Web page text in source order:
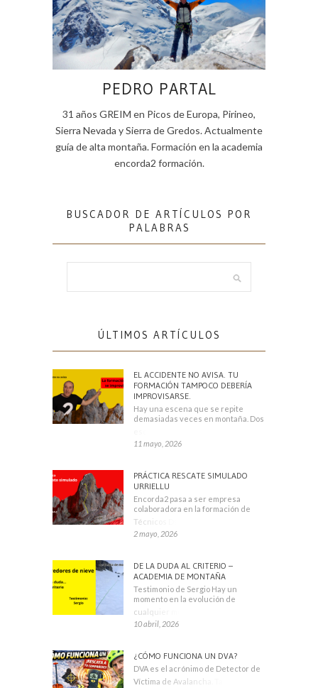
PEDRO PARTAL
31 años GREIM en Picos de Europa, Pirineo,
Sierra Nevada y Sierra de Gredos. Actualmente
guía de alta montaña. Formación en la academia
encorda2 formación.
BUSCADOR DE ARTÍCULOS POR
PALABRAS
ÚLTIMOS ARTÍCULOS
EL ACCIDENTE NO AVISA. TU
FORMACIÓN TAMPOCO DEBERÍA
IMPROVISARSE.
Hay una escena que se repite
demasiadas veces en montaña. Dos
11 mayo, 2026
PRÁCTICA RESCATE SIMULADO
URRIELLU
Encorda2 pasa a ser empresa
colaboradora en la formación de
Técnicos Deportivos
2 mayo, 2026
DE LA DUDA AL CRITERIO –
ACADEMIA DE MONTAÑA
Testimonio de Sergio Hay un
momento en la evolución de
cualquier montañero
10 abril, 2026
¿CÓMO FUNCIONA UN DVA?
DVA es el acrónimo de Detector de
Víctima de Avalancha. También se